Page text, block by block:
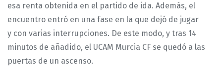
esa renta obtenida en el partido de ida. Además, el
encuentro entró en una fase en la que dejó de jugar
y con varias interrupciones. De este modo, y tras 14
minutos de añadido, el UCAM Murcia CF se quedó a las
puertas de un ascenso.